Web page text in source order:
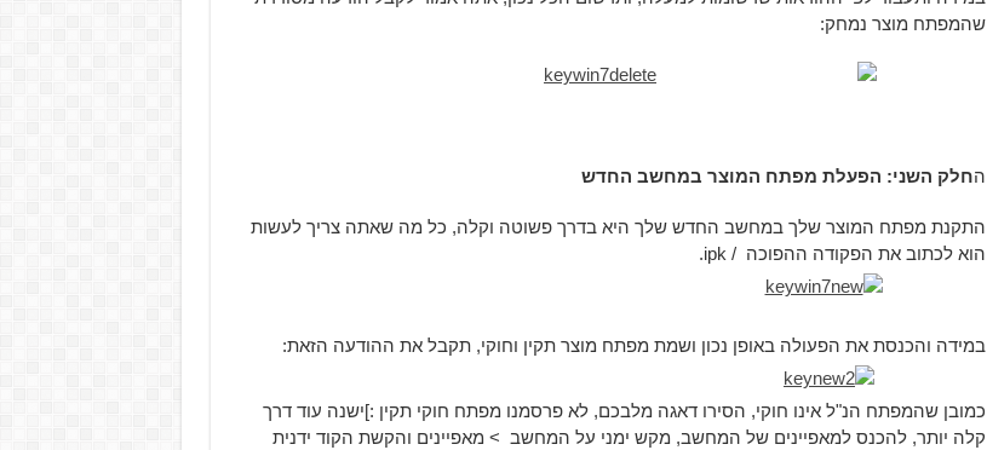
שהמפתח מוצר נמחק:
החלק השני: הפעלת מפתח המוצר במחשב החדש
התקנת מפתח המוצר שלך במחשב החדש שלך היא בדרך פשוטה וקלה, כל מה שאתה צריך לעשות
הוא לכתוב את הפקודה ההפוכה / ipk.
במידה והכנסת את הפעולה באופן נכון ושמת מפתח מוצר תקין וחוקי, תקבל את ההודעה הזאת:
כמובן שהמפתח הנ"ל אינו חוקי, הסירו דאגה מלבכם, לא פרסמנו מפתח חוקי תקין :]ישנה עוד דרך
קלה יותר, להכנס למאפיינים של המחשב, מקש ימני על המחשב > מאפיינים והקשת הקוד ידנית